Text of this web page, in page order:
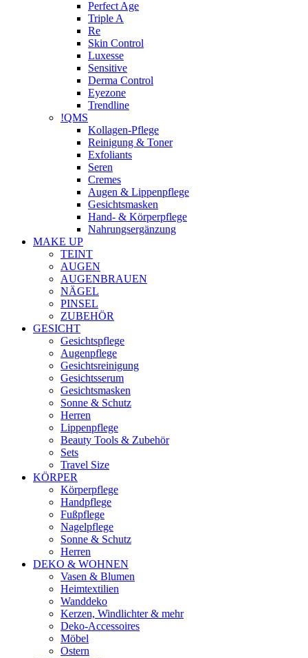
Perfect Age
Triple A
Re
Skin Control
Luxesse
Sensitive
Derma Control
Eyezone
Trendline
!QMS
Kollagen-Pflege
Reinigung & Toner
Exfoliants
Seren
Cremes
Augen & Lippenpflege
Gesichtsmasken
Hand- & Körperpflege
Nahrungsergänzung
MAKE UP
TEINT
AUGEN
AUGENBRAUEN
NÄGEL
PINSEL
ZUBEHÖR
GESICHT
Gesichtspflege
Augenpflege
Gesichtsreinigung
Gesichtsserum
Gesichtsmasken
Sonne & Schutz
Herren
Lippenpflege
Beauty Tools & Zubehör
Sets
Travel Size
KÖRPER
Körperpflege
Handpflege
Fußpflege
Nagelpflege
Sonne & Schutz
Herren
DEKO & WOHNEN
Vasen & Blumen
Heimtextilien
Wanddeko
Kerzen, Windlichter & mehr
Deko-Accessoires
Möbel
Ostern